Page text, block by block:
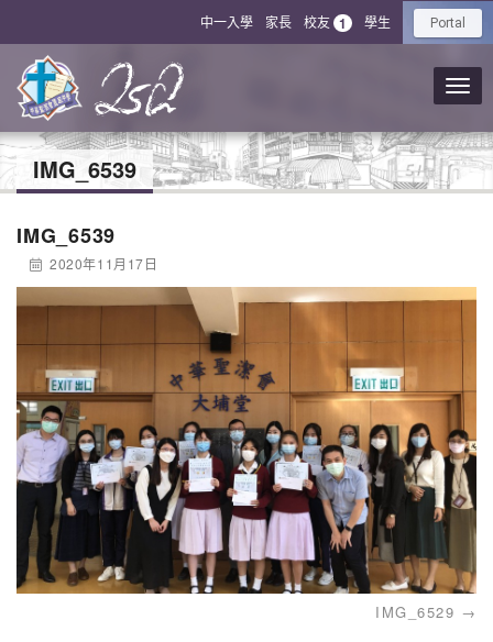
中一入學 家長 校友 1 學生 Portal
IMG_6539
IMG_6539
2020年11月17日
IMG_6529